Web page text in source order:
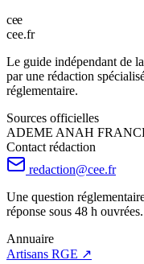
cee
cee.fr
Le guide indépendant de
par une rédaction
réglementaire.
Sources officielles
ADEME ANAH
Contact rédaction
redaction@cee.fr
Une question
réponse sous 48 h ouvrées.
Annuaire
Artisans RGE ↗